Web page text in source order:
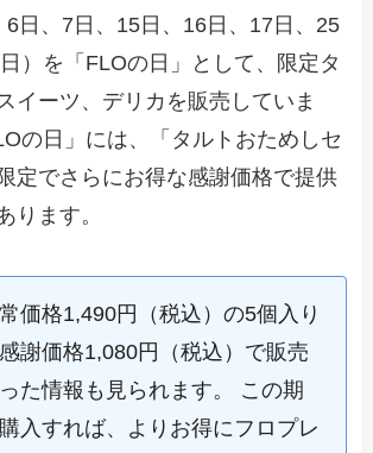
6日、7日、15日、16日、17日、25
）を「FLOの日」として、限定タ
イーツ、デリカを販売していま
の日」には、「タルトおためしセ
定でさらにお得な感謝価格で提供
ります。
価格1,490円（税込）の5個入り
謝価格1,080円（税込）で販売
た情報も見られます。 この期
入すれば、よりお得にフロプレ